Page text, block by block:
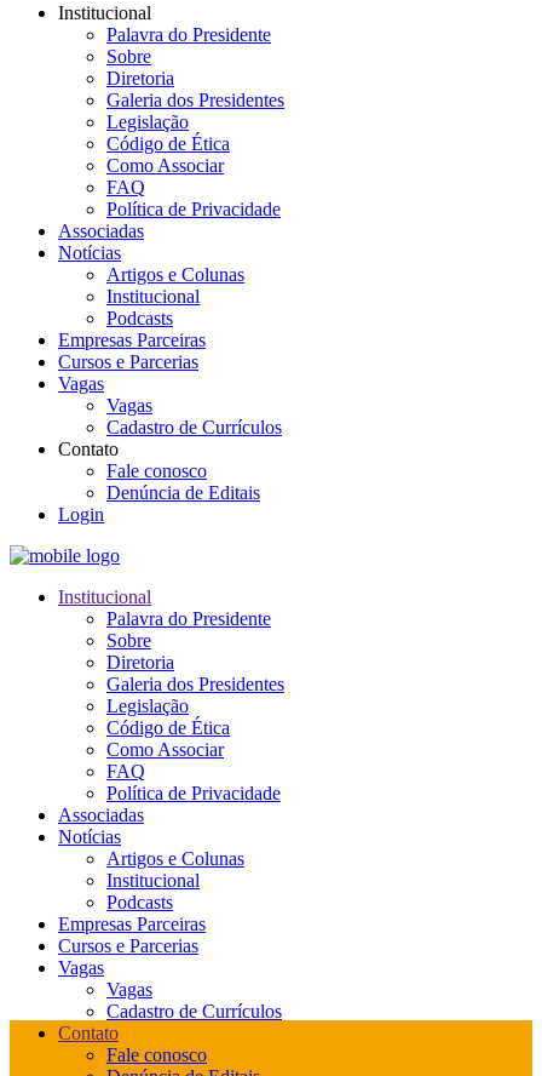
Institucional
Palavra do Presidente
Sobre
Diretoria
Galeria dos Presidentes
Legislação
Código de Ética
Como Associar
FAQ
Política de Privacidade
Associadas
Notícias
Artigos e Colunas
Institucional
Podcasts
Empresas Parceiras
Cursos e Parcerias
Vagas
Vagas
Cadastro de Currículos
Contato
Fale conosco
Denúncia de Editais
Login
Institucional
Palavra do Presidente
Sobre
Diretoria
Galeria dos Presidentes
Legislação
Código de Ética
Como Associar
FAQ
Política de Privacidade
Associadas
Notícias
Artigos e Colunas
Institucional
Podcasts
Empresas Parceiras
Cursos e Parcerias
Vagas
Vagas
Cadastro de Currículos
Contato
Fale conosco